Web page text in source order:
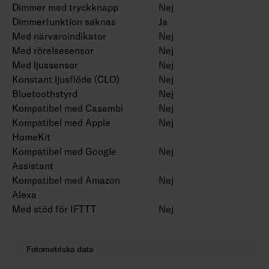
Dimmer med tryckknapp
Nej
Dimmerfunktion saknas
Ja
Med närvaroindikator
Nej
Med rörelsesensor
Nej
Med ljussensor
Nej
Konstant ljusflöde (CLO)
Nej
Bluetoothstyrd
Nej
Kompatibel med Casambi
Nej
Kompatibel med Apple
HomeKit
Nej
Kompatibel med Google
Assistant
Nej
Kompatibel med Amazon
Alexa
Nej
Med stöd för IFTTT Nej
Fotometriska data